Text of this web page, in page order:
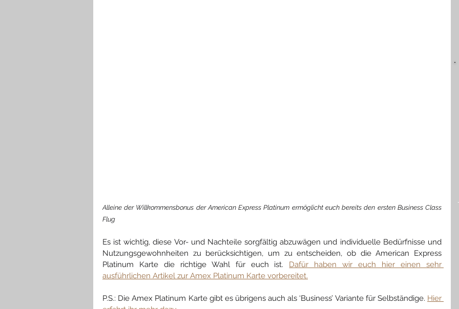
Alleine der Willkommensbonus der American Express Platinum ermöglicht euch bereits den ersten Business Class
Flug
Es ist wichtig, diese Vor- und Nachteile sorgfältig abzuwägen und individuelle Bedürfnisse und
Nutzungsgewohnheiten zu berücksichtigen, um zu entscheiden, ob die American Express
Platinum Karte die richtige Wahl für euch ist. Dafür haben wir euch hier einen sehr
ausführlichen Artikel zur Amex Platinum Karte vorbereitet.
P.S.: Die Amex Platinum Karte gibt es übrigens auch als ‘Business’ Variante für Selbständige. Hier